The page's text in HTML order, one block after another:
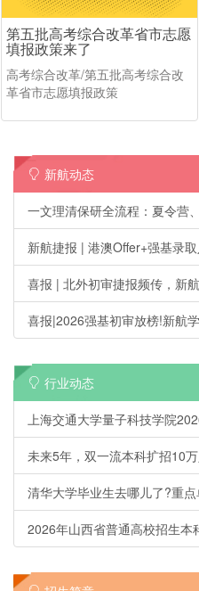
第五批高考综合改革省市志愿
填报政策来了
高考综合改革/第五批高考综合改
革省市志愿填报政策
新航动态
一文理清保研全流程：夏令营
喜报 | 北外初审捷报频传，新
喜报|2026强基初审放榜!新航
行业动态
未来5年，双一流本科扩招10
清华大学毕业生去哪儿了?重
2026年山西省普通高校招生本